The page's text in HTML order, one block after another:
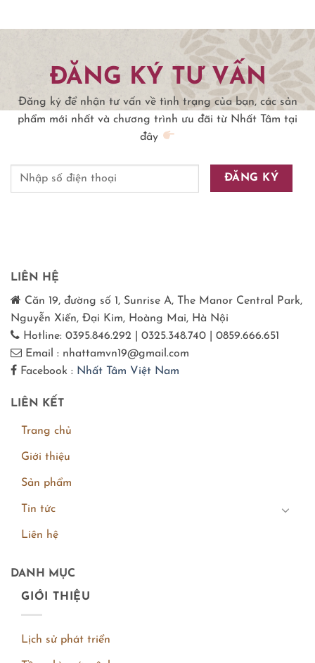
ĐĂNG KÝ TƯ VẤN
Đăng ký để nhận tư vấn về tình trạng của bạn, các sản
phẩm mới nhất và chương trình ưu đãi từ Nhất Tâm tại
đây
LIÊN HỆ
Căn 19, đường số 1, Sunrise A, The Manor Central Park,
Nguyễn Xiển, Đại Kim, Hoàng Mai, Hà Nội
Hotline: 0395.846.292 | 0325.348.740 | 0859.666.651
Email : nhattamvn19@gmail.com
Facebook : Nhất Tâm Việt Nam
LIÊN KẾT
Trang chủ
Giới thiệu
Sản phẩm
Tin tức
Liên hệ
DANH MỤC
GIỚI THIỆU
Lịch sử phát triển